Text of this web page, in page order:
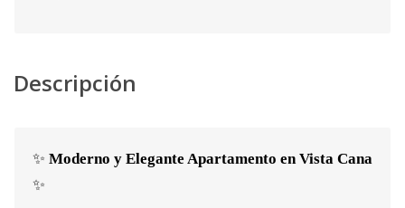
Descripción
✨ Moderno y Elegante Apartamento en Vista Cana
✨